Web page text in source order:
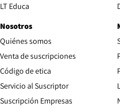
LT Educa
Nosotros
Quiénes somos
Venta de suscripciones
Código de etica Opens in new
Servicio al Suscriptor
Suscripción Empresas